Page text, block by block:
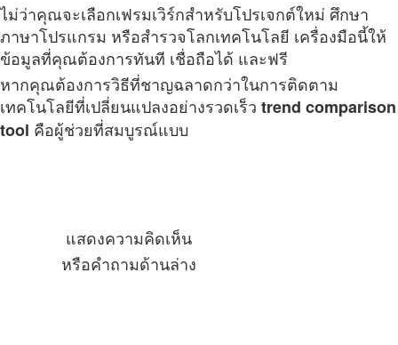
ไม่ว่าคุณจะเลือกเฟรมเวิร์กสำหรับโปรเจกต์ใหม่ ศึกษา
ภาษาโปรแกรม หรือสำรวจโลกเทคโนโลยี เครื่องมือนี้ให้
ข้อมูลที่คุณต้องการทันที เชื่อถือได้ และฟรี
หากคุณต้องการวิธีที่ชาญฉลาดกว่าในการติดตาม
เทคโนโลยีที่เปลี่ยนแปลงอย่างรวดเร็ว trend comparison
tool คือผู้ช่วยที่สมบูรณ์แบบ
แสดงความคิดเห็น
หรือคำถามด้านล่าง